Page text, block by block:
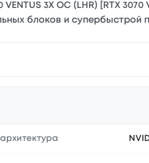
3X OC (LHR) [RTX
блоков и супербыстрой